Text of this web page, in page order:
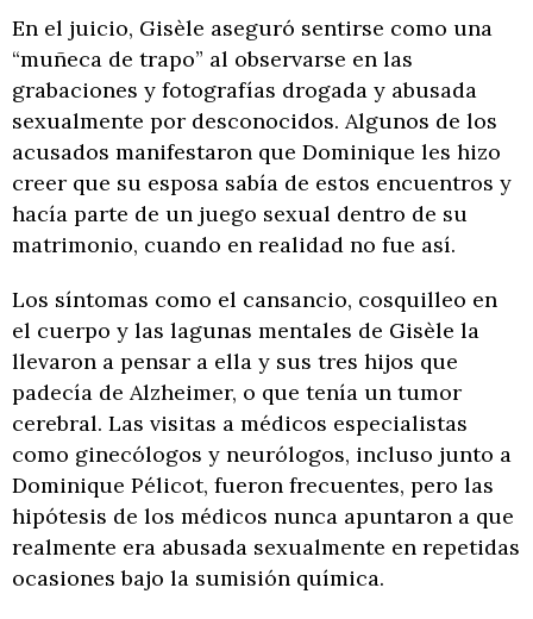
En el juicio, Gisèle aseguró sentirse como una
“muñeca de trapo” al observarse en las
grabaciones y fotografías drogada y abusada
sexualmente por desconocidos. Algunos de los
acusados manifestaron que Dominique les hizo
creer que su esposa sabía de estos encuentros y
hacía parte de un juego sexual dentro de su
matrimonio, cuando en realidad no fue así.
Los síntomas como el cansancio, cosquilleo en
el cuerpo y las lagunas mentales de Gisèle la
llevaron a pensar a ella y sus tres hijos que
padecía de Alzheimer, o que tenía un tumor
cerebral. Las visitas a médicos especialistas
como ginecólogos y neurólogos, incluso junto a
Dominique Pélicot, fueron frecuentes, pero las
hipótesis de los médicos nunca apuntaron a que
realmente era abusada sexualmente en repetidas
ocasiones bajo la sumisión química.